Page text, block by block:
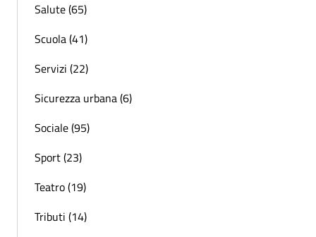
Salute (65)
Scuola (41)
Servizi (22)
Sicurezza urbana (6)
Sociale (95)
Sport (23)
Teatro (19)
Tributi (14)